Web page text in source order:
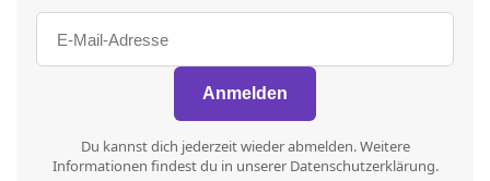
Du kannst dich jederzeit wieder abmelden. Weitere
Informationen findest du in unserer Datenschutzerklärung.